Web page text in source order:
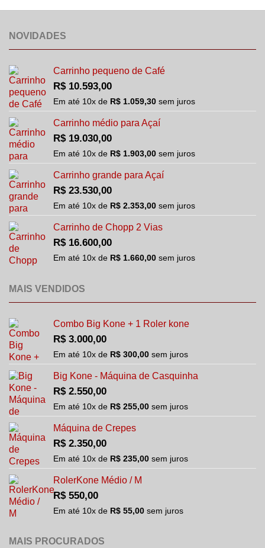
NOVIDADES
Carrinho pequeno de Café
R$10.593,00
Em até 10x de R$ 1.059,30 sem juros
Carrinho médio para Açaí
R$19.030,00
Em até 10x de R$ 1.903,00 sem juros
Carrinho grande para Açaí
R$23.530,00
Em até 10x de R$ 2.353,00 sem juros
Carrinho de Chopp 2 Vias
R$16.600,00
Em até 10x de R$ 1.660,00 sem juros
MAIS VENDIDOS
Combo Big Kone + 1 Roler kone
R$3.000,00
Em até 10x de R$ 300,00 sem juros
Big Kone - Máquina de Casquinha
R$2.550,00
Em até 10x de R$ 255,00 sem juros
Máquina de Crepes
R$2.350,00
Em até 10x de R$ 235,00 sem juros
RolerKone Médio / M
R$550,00
Em até 10x de R$ 55,00 sem juros
MAIS PROCURADOS